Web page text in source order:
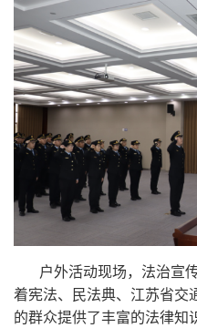
户外活动现场，法治宣
着宪法、民法典、江苏省交
的群众提供了丰富的法律知